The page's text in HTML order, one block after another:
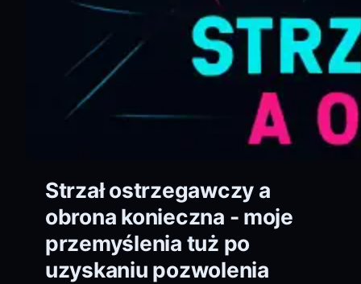
Strzał ostrzegawczy a
obrona konieczna - moje
przemyślenia tuż po
uzyskaniu pozwolenia